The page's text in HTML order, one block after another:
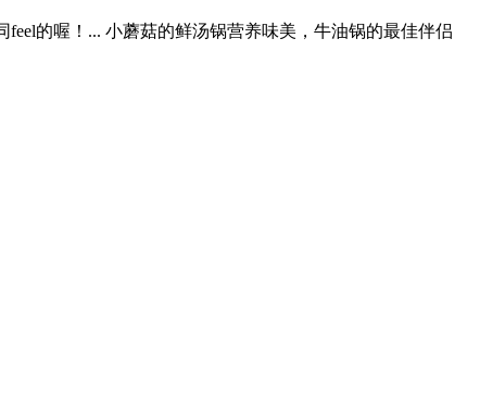
的喔！... 小蘑菇的鲜汤锅营养味美，牛油锅的最佳伴侣